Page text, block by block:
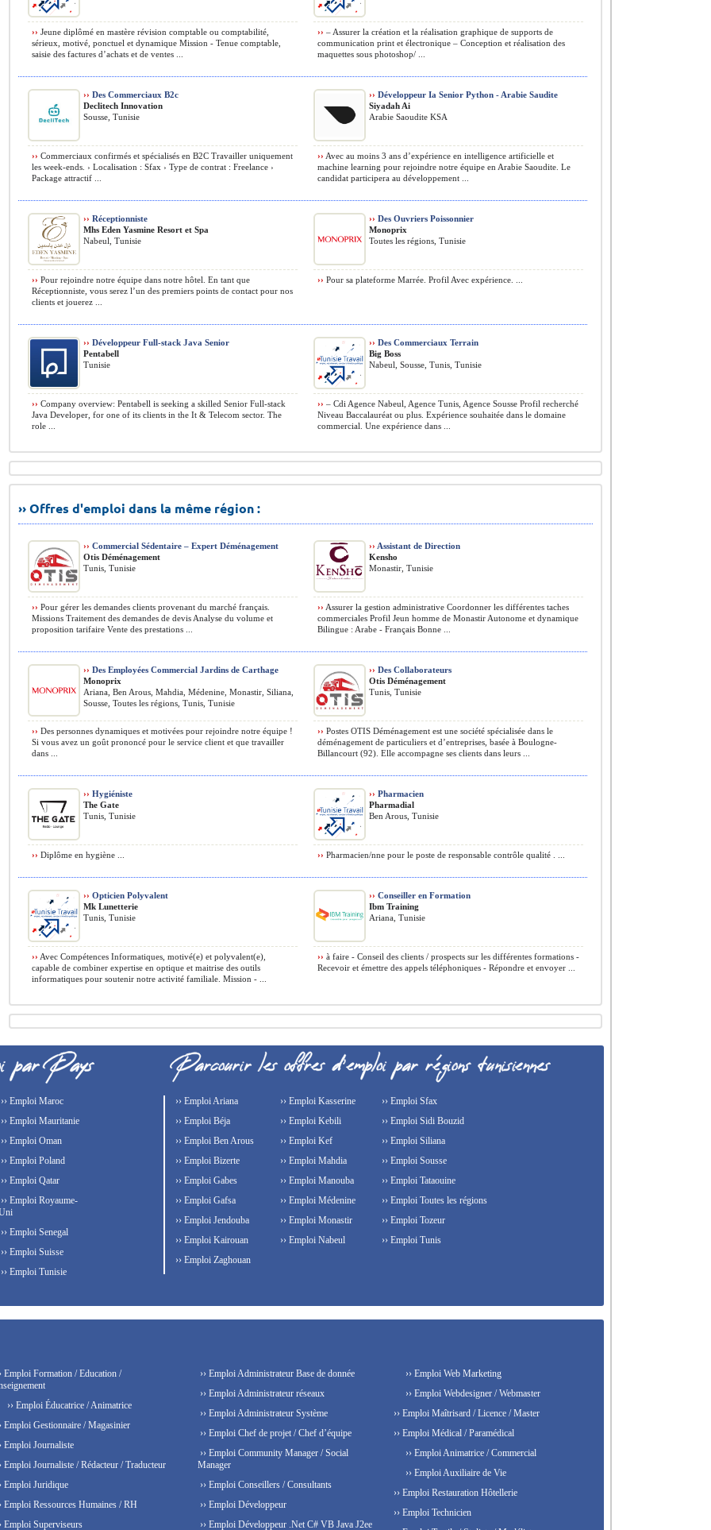
›› Jeune diplômé en mastère révision comptable ou comptabilité,
sérieux, motivé, ponctuel et dynamique Mission - Tenue comptable,
saisie des factures d’achats et de ventes ...
›› – Assurer la création et la réalisation graphique de supports de
communication print et électronique – Conception et réalisation des
maquettes sous photoshop/ ...
›› Des Commerciaux B2c
Declitech Innovation
Sousse, Tunisie
›› Commerciaux confirmés et spécialisés en B2C Travailler uniquement
les week-ends. › Localisation : Sfax › Type de contrat : Freelance ›
Package attractif ...
›› Développeur Ia Senior Python - Arabie Saudite
Siyadah Ai
Arabie Saoudite KSA
›› Avec au moins 3 ans d’expérience en intelligence artificielle et
machine learning pour rejoindre notre équipe en Arabie Saoudite. Le
candidat participera au développement ...
›› Réceptionniste
Mhs Eden Yasmine Resort et Spa
Nabeul, Tunisie
›› Pour rejoindre notre équipe dans notre hôtel. En tant que
Réceptionniste, vous serez l’un des premiers points de contact pour nos
clients et jouerez ...
›› Des Ouvriers Poissonnier
Monoprix
Toutes les régions, Tunisie
›› Pour sa plateforme Marrée. Profil Avec expérience. ...
›› Développeur Full-stack Java Senior
Pentabell
Tunisie
›› Company overview: Pentabell is seeking a skilled Senior Full-stack
Java Developer, for one of its clients in the It & Telecom sector. The
role ...
›› Des Commerciaux Terrain
Big Boss
Nabeul, Sousse, Tunis, Tunisie
›› – Cdi Agence Nabeul, Agence Tunis, Agence Sousse Profil recherché
Niveau Baccalauréat ou plus. Expérience souhaitée dans le domaine
commercial. Une expérience dans ...
›› Offres d'emploi dans la même région :
›› Commercial Sédentaire – Expert Déménagement
Otis Déménagement
Tunis, Tunisie
›› Pour gérer les demandes clients provenant du marché français.
Missions Traitement des demandes de devis Analyse du volume et
proposition tarifaire Vente des prestations ...
›› Assistant de Direction
Kensho
Monastir, Tunisie
›› Assurer la gestion administrative Coordonner les différentes taches
commerciales Profil Jeun homme de Monastir Autonome et dynamique
Bilingue : Arabe - Français Bonne ...
›› Des Employées Commercial Jardins de Carthage
Monoprix
Ariana, Ben Arous, Mahdia, Médenine, Monastir, Siliana,
Sousse, Toutes les régions, Tunis, Tunisie
›› Des personnes dynamiques et motivées pour rejoindre notre équipe !
Si vous avez un goût prononcé pour le service client et que travailler
dans ...
›› Des Collaborateurs
Otis Déménagement
Tunis, Tunisie
›› Postes OTIS Déménagement est une société spécialisée dans le
déménagement de particuliers et d’entreprises, basée à Boulogne-
Billancourt (92). Elle accompagne ses clients dans leurs ...
›› Hygiéniste
The Gate
Tunis, Tunisie
›› Diplôme en hygiène ...
›› Pharmacien
Pharmadial
Ben Arous, Tunisie
›› Pharmacien/nne pour le poste de responsable contrôle qualité . ...
›› Opticien Polyvalent
Mk Lunetterie
Tunis, Tunisie
›› Avec Compétences Informatiques, motivé(e) et polyvalent(e),
capable de combiner expertise en optique et maitrise des outils
informatiques pour soutenir notre activité familiale. Mission - ...
›› Conseiller en Formation
Ibm Training
Ariana, Tunisie
›› à faire - Conseil des clients / prospects sur les différentes formations -
Recevoir et émettre des appels téléphoniques - Répondre et envoyer ...
›› Emploi Maroc
›› Emploi Mauritanie
›› Emploi Oman
›› Emploi Poland
›› Emploi Qatar
›› Emploi Royaume-
›› Emploi Senegal
›› Emploi Suisse
›› Emploi Tunisie
›› Emploi Ariana
›› Emploi Béja
›› Emploi Ben Arous
›› Emploi Bizerte
›› Emploi Gabes
›› Emploi Gafsa
›› Emploi Jendouba
›› Emploi Kairouan
›› Emploi Kasserine
›› Emploi Kebili
›› Emploi Kef
›› Emploi Mahdia
›› Emploi Manouba
›› Emploi Médenine
›› Emploi Monastir
›› Emploi Nabeul
›› Emploi Sfax
›› Emploi Sidi Bouzid
›› Emploi Siliana
›› Emploi Sousse
›› Emploi Tataouine
›› Emploi Toutes les régions
›› Emploi Tozeur
›› Emploi Tunis
›› Emploi Zaghouan
Emploi Formation / Education /
›› Emploi Éducatrice / Animatrice
Emploi Gestionnaire / Magasinier
Emploi Journaliste
Emploi Journaliste / Rédacteur / Traducteur
Emploi Juridique
Emploi Ressources Humaines / RH
Emploi Superviseurs
›› Emploi Administrateur Base de donnée
›› Emploi Administrateur réseaux
›› Emploi Administrateur Système
›› Emploi Chef de projet / Chef d’équipe
›› Emploi Community Manager / Social
Manager
›› Emploi Conseillers / Consultants
›› Emploi Développeur
›› Emploi Développeur .Net C# VB Java J2ee
›› Emploi Web Marketing
›› Emploi Webdesigner / Webmaster
›› Emploi Maîtrisard / Licence / Master
›› Emploi Médical / Paramédical
›› Emploi Animatrice / Commercial
›› Emploi Auxiliaire de Vie
›› Emploi Restauration Hôtellerie
›› Emploi Technicien